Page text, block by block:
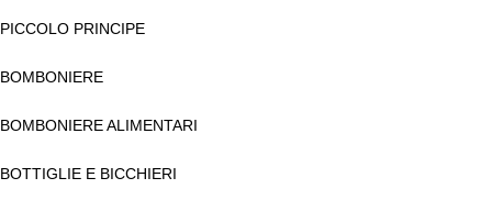
PICCOLO PRINCIPE
BOMBONIERE
BOMBONIERE ALIMENTARI
BOTTIGLIE E BICCHIERI